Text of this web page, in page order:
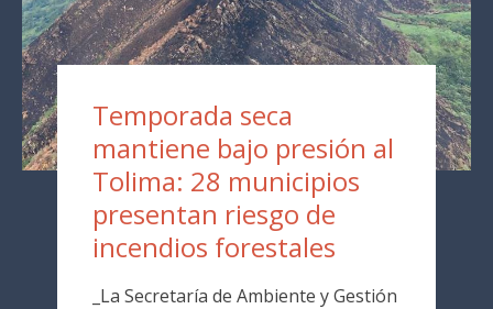
Temporada seca
mantiene bajo presión al
Tolima: 28 municipios
presentan riesgo de
incendios forestales
_La Secretaría de Ambiente y Gestión